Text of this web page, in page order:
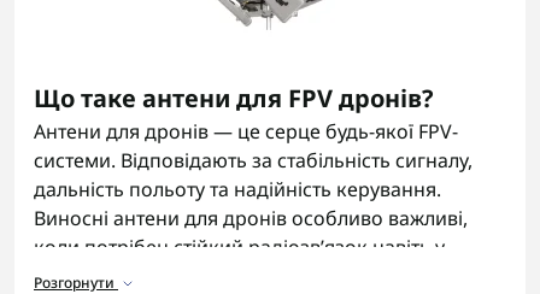
Що таке антени для FPV дронів?
Антени для дронів — це серце будь-якої FPV-
системи. Відповідають за стабільність сигналу,
дальність польоту та надійність керування.
Виносні антени для дронів особливо важливі,
коли потрібен стійкий радіозв’язок навіть у
складних умовах. Без виносних антен для
Розгорнути